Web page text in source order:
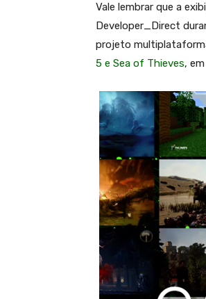
Vale lembrar que a
Developer_Direct
projeto
5 e Sea of Thieves,